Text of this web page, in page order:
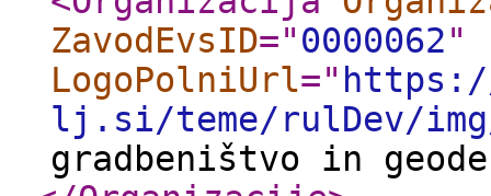
ZavodEvsID="0000062"
LogoPolniUrl="
lj.si/teme/rulDev/
gradbeništvo in